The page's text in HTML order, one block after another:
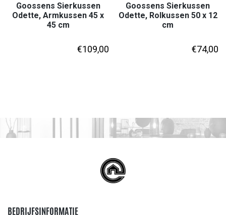
Goossens Sierkussen
Odette, Armkussen 45 x
45 cm
€109,00
Goossens Sierkussen
Odette, Rolkussen 50 x 12
cm
€74,00
BEDRIJFSINFORMATIE